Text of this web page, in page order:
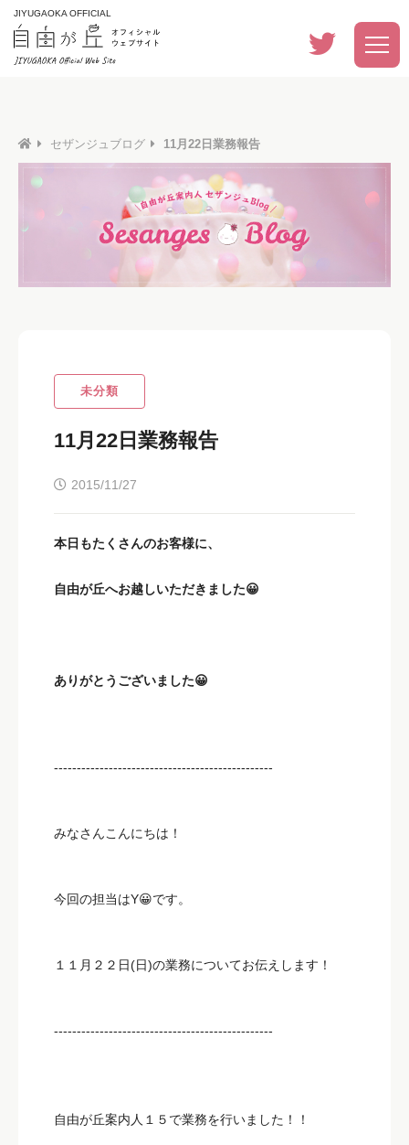
JIYUGAOKA OFFICIAL
セザンジュブログ 11月22日業務報告
未分類
11月22日業務報告
2015/11/27
本日もたくさんのお客様に、
自由が丘へお越しいただきました😀
ありがとうございました😀
------------------------------------------------
みなさんこんにちは！
今回の担当はY😀です。
１１月２２日(日)の業務についてお伝えします！
------------------------------------------------
自由が丘案内人１５で業務を行いました！！